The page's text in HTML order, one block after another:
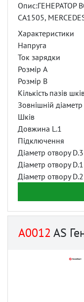
Опис:ГЕНЕРАТОР
CA1505,
Характеристики
Напруга
Ток зарядки
Розмір A
Розмір B
Кількість пазів
Зовнішній
Шків
Довжина L.1
Підключення
Діаметр отвору D.3
Діаметр отвору D.1
Діаметр отвору D.2
A0012 AS